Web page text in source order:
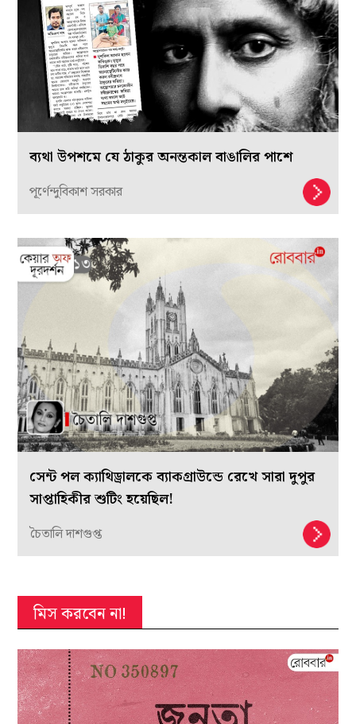
ব্যথা উপশমে যে ঠাকুর অনন্তকাল বাঙালির পাশে
পূর্ণেন্দুবিকাশ সরকার
সেন্ট পল ক্যাথিড্রালকে ব্যাকগ্রাউন্ডে রেখে সারা দুপুর
সাপ্তাহিকীর শুটিং হয়েছিল!
চৈতালি দাশগুপ্ত
মিস করবেন না!